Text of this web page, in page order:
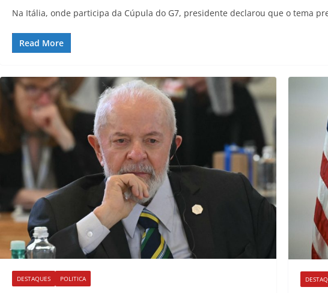
Na Itália, onde participa da Cúpula do G7, presidente declarou que o tema
Read More
DESTAQUES POLITICA